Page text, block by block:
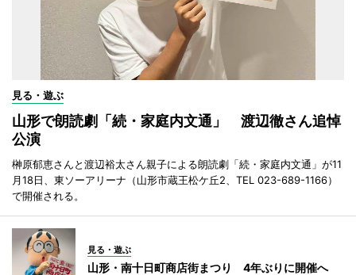
見る・遊ぶ
山形で朗読劇「続・家庭内文通」 渡辺徹さん追悼
公演
榊原郁恵さんと渡辺裕太さん親子による朗読劇「続・家庭内文通」が11
月18日、東ソーアリーナ（山形市蔵王松ケ丘2、TEL 023-689-1166）
で開催される。
見る・遊ぶ
山形・南十日町商店街まつり 4年ぶりに開催へ